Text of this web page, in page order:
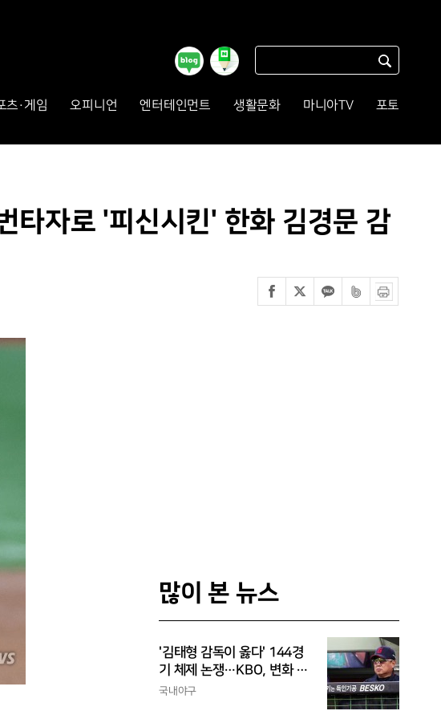
츠·게임 오피니언 엔터테인먼트 생활문화 마니아TV 포토
타자로 '피신시킨' 한화 김경문 감
많이 본 뉴스
'김태형 감독이 옳다' 144경
기 체제 논쟁…KBO, 변화 고
민해야, 환경에 맞는 경기 수
국내야구